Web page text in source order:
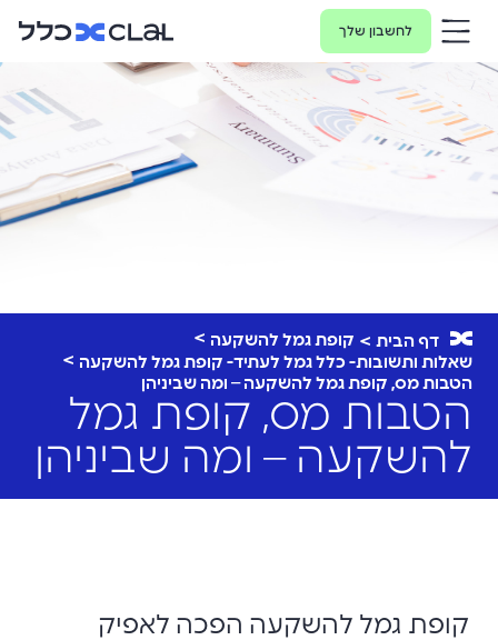
לחשבון שלך
דף הבית
קופת גמל להשקעה
שאלות ותשובות- כלל גמל לעתיד- קופת גמל להשקעה
הטבות מס, קופת גמל להשקעה – ומה שביניהן
הטבות מס, קופת גמל
להשקעה – ומה שביניהן
קופת גמל להשקעה הפכה לאפיק